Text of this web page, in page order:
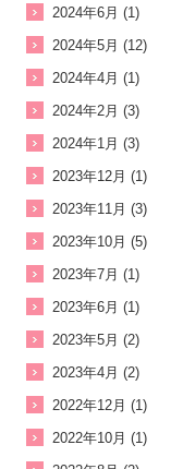
2024年6月 (1)
2024年5月 (12)
2024年4月 (1)
2024年2月 (3)
2024年1月 (3)
2023年12月 (1)
2023年11月 (3)
2023年10月 (5)
2023年7月 (1)
2023年6月 (1)
2023年5月 (2)
2023年4月 (2)
2022年12月 (1)
2022年10月 (1)